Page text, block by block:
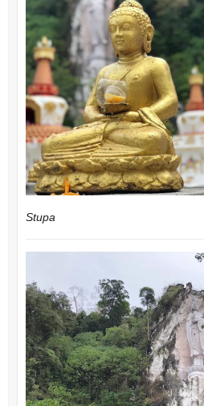
Stupa